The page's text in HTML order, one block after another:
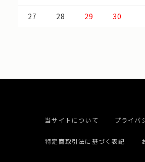
27 28 29 30
当サイトについて プライバ
特定商取引法に基づく表記